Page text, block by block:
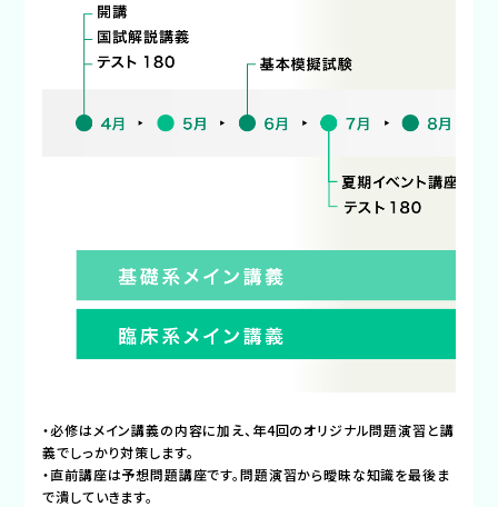
・必修はメイン講義の内容に加え、年4回のオリジナル問題演習と講
義でしっかり対策します。
・直前講座は予想問題講座です。問題演習から曖昧な知識を最後ま
で潰していきます。